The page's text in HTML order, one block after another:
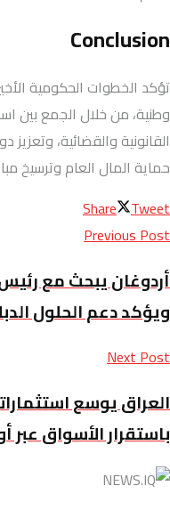
Conclusion
تؤكد الخطوات الحكومية
وطنية، من خلال الجمع بين
القانونية والقضائية، وتعزيز
حماية المال العام وترسيخ
Share Tweet
Previous Post
أردوغان يبحث مع
ويؤكد دعم الحلول
Next Post
العراق يوسع
باستقرار الأسواق عبر